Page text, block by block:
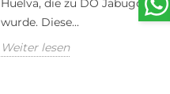
Huelva, die zu DO Jabugo
wurde. Diese...
Weiter lesen